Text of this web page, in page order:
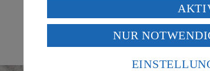
Verarbeitung deiner personenbezogenen
Wenn du auf „Aktivieren“ klickst, willigst du
ein, dass deine Daten in den USA verarbeitet
einem nach europäischen Standards nicht
Risiko eines Zugriffs durch US-amerikanische
NUR